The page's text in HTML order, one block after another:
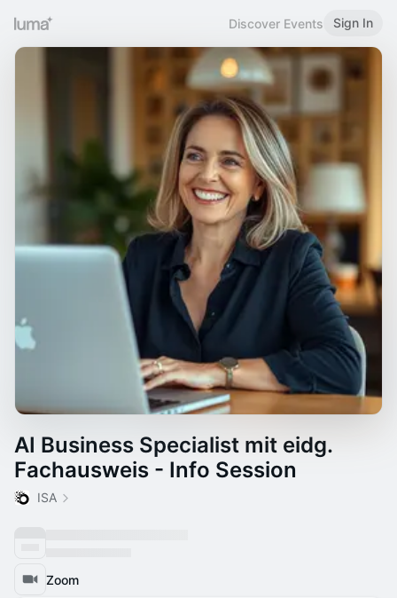
Discover Events Sign In
AI Business Specialist mit eidg.
Fachausweis - Info Session
ISA
Zoom